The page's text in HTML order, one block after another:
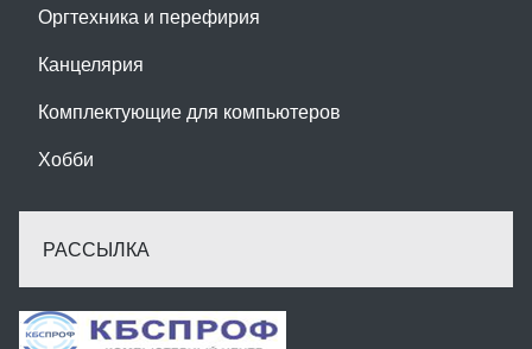
Оргтехника и перефирия
Канцелярия
Комплектующие для компьютеров
Хобби
РАССЫЛКА